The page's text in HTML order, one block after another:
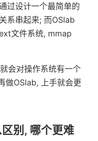
过设计一个最简单的
系串起来; 而OSlab
文件系统, mmap
会对操作系统有一个
做OSlab, 上手就会更
别, 哪个更难